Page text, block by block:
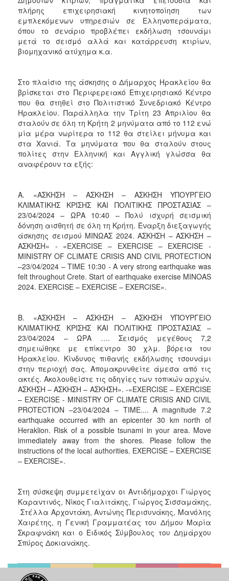
πλήρης επιχειρησιακή κινητοποίηση των
εμπλεκόμενων υπηρεσιών σε Ελληνοπεράματα,
όπου το σενάριο προβλέπει εκδήλωση τσουνάμι
μετά το σεισμό αλλά και κατάρρευση κτιρίων,
βιομηχανικό ατύχημα κ.α.
Στο πλαίσιο της άσκησης ο Δήμαρχος Ηρακλείου θα
βρίσκεται στο Περιφερειακό Επιχειρησιακό Κέντρο
που θα στηθεί στο Πολιτιστικό Συνεδριακό Κέντρο
Ηρακλείου. Παράλληλα την Τρίτη 23 Απριλίου θα
σταλούν σε όλη τη Κρήτη 2 μηνύματα από το 112 ενώ
μία μέρα νωρίτερα το 112 θα στείλει μήνυμα και
στα Χανιά. Τα μηνύματα που θα σταλούν στους
πολίτες στην Ελληνική και Αγγλική γλώσσα θα
αναφέρουν τα εξής:
Α. «ΑΣΚΗΣΗ – ΑΣΚΗΣΗ – ΑΣΚΗΣΗ ΥΠΟΥΡΓΕΙΟ
ΚΛΙΜΑΤΙΚΗΣ ΚΡΙΣΗΣ ΚΑΙ ΠΟΛΙΤΙΚΗΣ ΠΡΟΣΤΑΣΙΑΣ –
23/04/2024 – ΩΡΑ 10:40 – Πολύ ισχυρή σεισμική
δόνηση αισθητή σε όλη τη Κρήτη. Έναρξη διεξαγωγής
άσκησης σεισμού ΜΙΝΩΑΣ 2024. ΑΣΚΗΣΗ – ΑΣΚΗΣΗ –
ΑΣΚΗΣΗ» - «EXERCISE – EXERCISE – EXERCISE -
MINISTRY OF CLIMATE CRISIS AND CIVIL PROTECTION
–23/04/2024 – TIME 10:30 - A very strong earthquake was
felt throughout Crete. Start of earthquake exercise MINOAS
2024. EXERCISE – EXERCISE – EXERCISE».
Β. «ΑΣΚΗΣΗ – ΑΣΚΗΣΗ – ΑΣΚΗΣΗ ΥΠΟΥΡΓΕΙΟ
ΚΛΙΜΑΤΙΚΗΣ ΚΡΙΣΗΣ ΚΑΙ ΠΟΛΙΤΙΚΗΣ ΠΡΟΣΤΑΣΙΑΣ –
23/04/2024 – ΩΡΑ …. Σεισμός μεγέθους 7,2
σημειώθηκε με επίκεντρο 30 χλμ. βόρεια του
Ηρακλείου. Κίνδυνος πιθανής εκδήλωσης τσουνάμι
στην περιοχή σας. Απομακρυνθείτε άμεσα από τις
ακτές. Ακολουθείστε τις οδηγίες των τοπικών αρχών.
ΑΣΚΗΣΗ – ΑΣΚΗΣΗ – ΑΣΚΗΣΗ». -«EXERCISE – EXERCISE
– EXERCISE - MINISTRY OF CLIMATE CRISIS AND CIVIL
PROTECTION –23/04/2024 – TIME.... A magnitude 7.2
earthquake occurred with an epicenter 30 km north of
Heraklion. Risk of a possible tsunami in your area. Move
immediately away from the shores. Please follow the
instructions of the local authorities. EXERCISE – EXERCISE
– EXERCISE».
Στη σύσκεψη συμμετείχαν οι Αντιδήμαρχοι Γιώργος
Καραντινός, Νίκος Γιαλιτάκης, Γιώργος Σισσαμάκης,
Στέλλα Αρχοντάκη, Αντώνης Περισυνάκης, Μανόλης
Χαιρέτης, η Γενική Γραμματέας του Δήμου Μαρία
Σκραφνάκη και ο Ειδικός Σύμβουλος του Δημάρχου
Σπύρος Δοκιανάκης.